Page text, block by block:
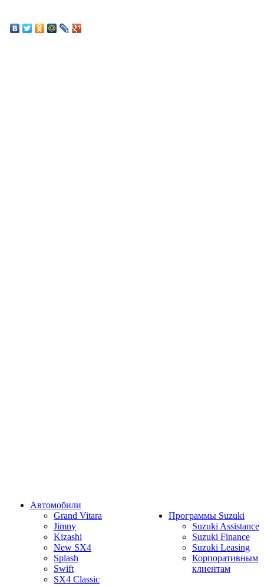
Автомобили
Grand Vitara
Jimny
Kizashi
New SX4
Splash
Swift
SX4 Classic
Программы Suzuki
Suzuki Assistance
Suzuki Finance
Suzuki Leasing
Корпоративным
клиентам